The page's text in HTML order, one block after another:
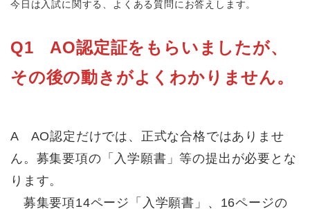
今日は入試に関する、よくある質問にお答えします。
Q1 AO認定証をもらいましたが、
その後の動きがよくわかりません。
A AO認定だけでは、正式な合格ではありませ
ん。募集要項の「入学願書」等の提出が必要とな
ります。
募集要項14ページ「入学願書」、16ページの